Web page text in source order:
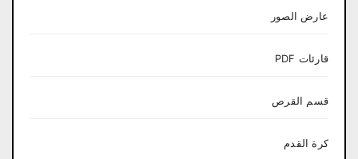
عارض الصور
قارئات PDF
قسم القرص
كرة القدم